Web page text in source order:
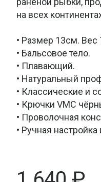
на всех
• Размер 13см. Вес
• Бальсовое тело.
• Плавающий.
• Натуральный
• Классические и
• Крючки VMC
• Проволочная
• Ручная